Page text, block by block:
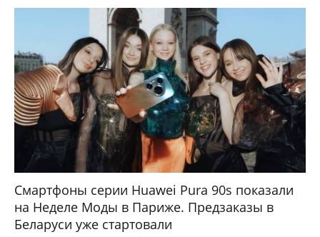
Смартфоны серии Huawei Pura 90s показали
на Неделе Моды в Париже. Предзаказы в
Беларуси уже стартовали